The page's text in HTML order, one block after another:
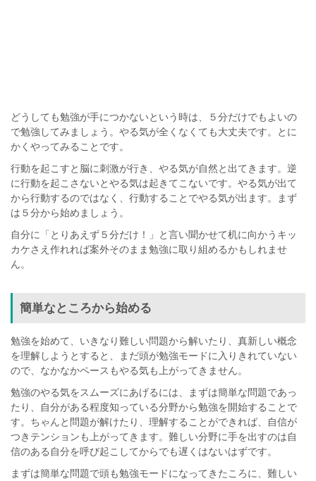
どうしても勉強が手につかないという時は、５分だけでもよいの
で勉強してみましょう。やる気が全くなくても大丈夫です。とに
かくやってみることです。
行動を起こすと脳に刺激が行き、やる気が自然と出てきます。逆
に行動を起こさないとやる気は起きてこないです。やる気が出て
から行動するのではなく、行動することでやる気が出ます。まず
は５分から始めましょう。
自分に「とりあえず５分だけ！」と言い聞かせて机に向かうキッ
カケさえ作れれば案外そのまま勉強に取り組めるかもしれませ
ん。
簡単なところから始める
勉強を始めて、いきなり難しい問題から解いたり、真新しい概念
を理解しようとすると、まだ頭が勉強モードに入りきれていない
ので、なかなかペースもやる気も上がってきません。
勉強のやる気をスムーズにあげるには、まずは簡単な問題であっ
たり、自分がある程度知っている分野から勉強を開始することで
す。ちゃんと問題が解けたり、理解することができれば、自信が
つきテンションも上がってきます。難しい分野に手を出すのは自
信のある自分を呼び起こしてからでも遅くはないはずです。
まずは簡単な問題で頭も勉強モードになってきたころに、難しい